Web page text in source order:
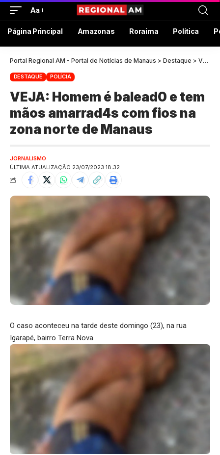
Aa
Página Principal Amazonas Roraima Política
Portal Regional AM - Portal de Notícias de Manaus > Destaque > VEJA: Homem é balead0 e tem mãos amarrad4s com fios na zona norte de Manaus
DESTAQUE POLÍCIA
VEJA: Homem é balead0 e tem
mãos amarrad4s com fios na
zona norte de Manaus
ÚLTIMA ATUALIZAÇÃO 23/07/2023 18:32
JORNALISMO
O caso aconteceu na tarde deste domingo (23), na rua
Igarapé, bairro Terra Nova